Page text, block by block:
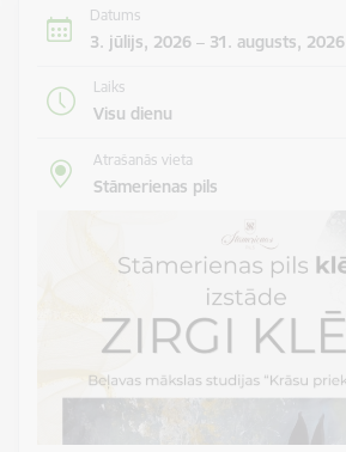
Datums
3. jūlijs, 2026 – 31. augusts, 2026
Laiks
Visu dienu
Atrašanās vieta
Stāmerienas pils